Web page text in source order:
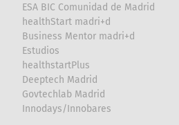
ESA BIC Comunidad de Madrid
healthStart madri+d
Business Mentor madri+d
Estudios
healthstartPlus
Deeptech Madrid
Govtechlab Madrid
Innodays/Innobares